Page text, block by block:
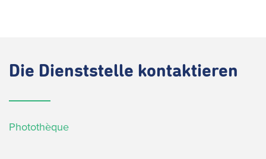
Die Dienststelle kontaktieren
Photothèque